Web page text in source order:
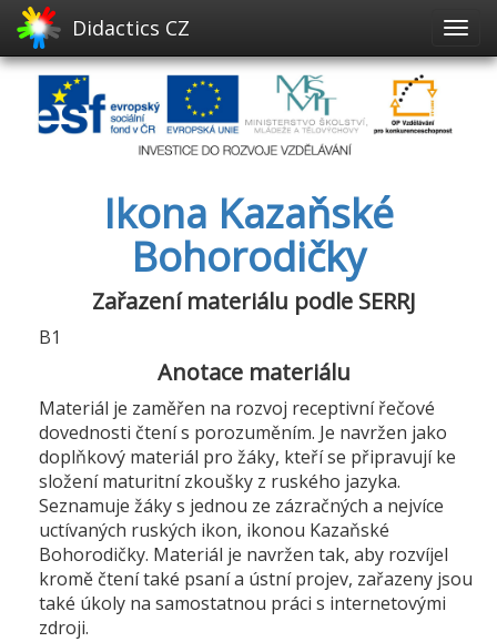
Didactics CZ
Ikona Kazaňské
Bohorodičky
Zařazení materiálu podle SERRJ
B1
Anotace materiálu
Materiál je zaměřen na rozvoj receptivní řečové
dovednosti čtení s porozuměním. Je navržen jako
doplňkový materiál pro žáky, kteří se připravují ke
složení maturitní zkoušky z ruského jazyka.
Seznamuje žáky s jednou ze zázračných a nejvíce
uctívaných ruských ikon, ikonou Kazaňské
Bohorodičky. Materiál je navržen tak, aby rozvíjel
kromě čtení také psaní a ústní projev, zařazeny jsou
také úkoly na samostatnou práci s internetovými
zdroji.